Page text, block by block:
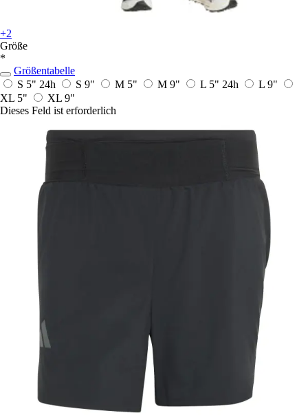
+2
Größe
*
Größentabelle
S 5" 24h S 9" M 5" M 9" L 5" 24h
L 9"
XL 5"
XL 9"
Dieses Feld ist erforderlich